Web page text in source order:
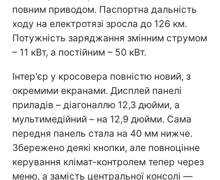
повним приводом. Паспортна дальність
ходу на електротязі зросла до 126 км.
Потужність заряджання змінним струмом
– 11 кВт, а постійним – 50 кВт.
Інтер'єр у кросовера повністю новий, з
окремими екранами. Дисплей панелі
приладів – діагоналлю 12,3 дюйми, а
мультимедійний – на 12,9 дюйми. Сама
передня панель стала на 40 мм нижче.
Збережено деякі кнопки, але повноцінне
керування клімат-контролем тепер через
меню, а замість центральної консолі —